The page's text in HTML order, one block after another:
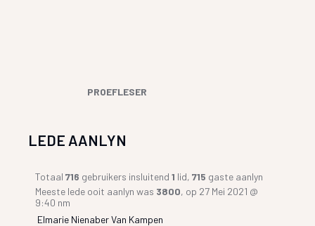
PROEFLESER
LEDE AANLYN
Totaal716 gebruikers insluitend1 lid,715 gaste aanlyn
Meeste lede ooit aanlyn was 3800, op 27 Mei 2021 @
9:40 nm
Elmarie Nienaber Van Kampen